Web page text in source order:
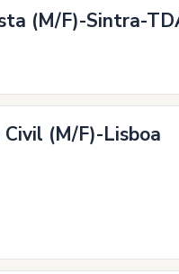
(M/F)-Sintra-
(M/F)-Lisboa